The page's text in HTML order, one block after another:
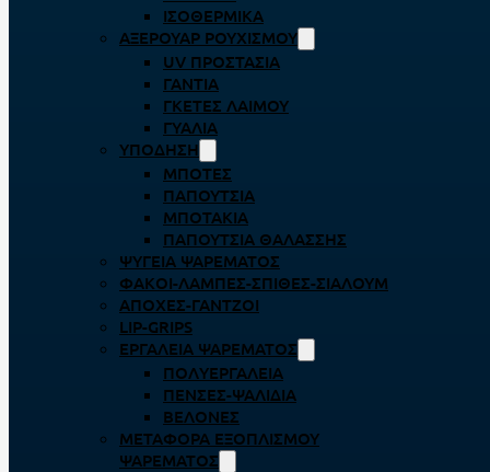
ΙΣΟΘΕΡΜΙΚΆ
ΑΞΕΡΟΥΆΡ ΡΟΥΧΙΣΜΟΎ
UV ΠΡΟΣΤΑΣΊΑ
ΓΆΝΤΙΑ
ΓΚΈΤΕΣ ΛΑΊΜΟΥ
ΓΥΑΛΙΆ
ΥΠΌΔΗΣΗ
ΜΠΌΤΕΣ
ΠΑΠΟΎΤΣΙΑ
ΜΠΟΤΆΚΙΑ
ΠΑΠΟΎΤΣΙΑ ΘΑΛΆΣΣΗΣ
ΨΥΓΕΊΑ ΨΑΡΈΜΑΤΟΣ
ΦΑΚΟΊ-ΛΆΜΠΕΣ-ΣΠΊΘΕΣ-ΣΊΑΛΟΥΜ
ΑΠΌΧΕΣ-ΓΆΝΤΖΟΙ
LIP-GRIPS
EΡΓΑΛΕΊΑ ΨΑΡΈΜΑΤΟΣ
ΠΟΛΥΕΡΓΑΛΕΊΑ
ΠΈΝΣΕΣ-ΨΑΛΊΔΙΑ
ΒΕΛΌΝΕΣ
ΜΕΤΑΦΟΡΆ ΕΞΟΠΛΙΣΜΟΎ
ΨΑΡΈΜΑΤΟΣ